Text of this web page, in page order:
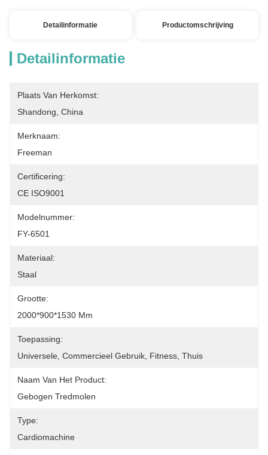
Detailinformatie Productomschrijving
Detailinformatie
Plaats Van Herkomst:
Shandong, China
Merknaam:
Freeman
Certificering:
CE ISO9001
Modelnummer:
FY-6501
Materiaal:
Staal
Grootte:
2000*900*1530 Mm
Toepassing:
Universele, Commercieel Gebruik, Fitness, Thuis
Naam Van Het Product:
Gebogen Tredmolen
Type:
Cardiomachine